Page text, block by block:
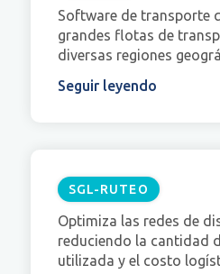
Software de transporte
grandes flotas de
diversas regiones
Seguir leyendo
SGL-RUTEO
Optimiza las redes de
reduciendo la cantidad
utilizada y el costo